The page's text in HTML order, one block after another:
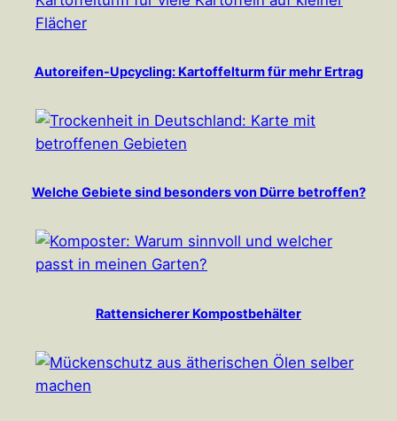
Autoreifen-Upcycling: Kartoffelturm für mehr Ertrag
Welche Gebiete sind besonders von Dürre betroffen?
Rattensicherer Kompostbehälter